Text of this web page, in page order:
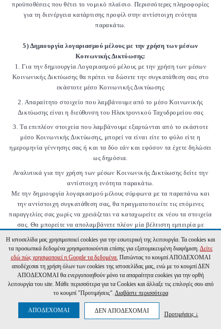
προϋποθέσεις που θέτει το νομικό πλαίσιο. Περισσότερες πληροφορίες
για τη διενέργεια κατάρτισης προφίλ στην αντίστοιχη ενότητα
παρακάτω.
5) Δημιουργία λογαριασμού μέλους με την χρήση των μέσων
Κοινωνικής Δικτύωσης:
1. Για την δημιουργία Λογαριασμού μέλους με την χρήση των μέσων
Κοινωνικής Δικτύωσης θα πρέπει να δώσετε την συγκατάθεση σας στο
εκάστοτε μέσο Κοινωνικής Δικτύωσης
2. Απαραίτητο στοιχείο που λαμβάνουμε από το μέσο Κοινωνικής
Δικτύωσης είναι η διεύθυνση του Ηλεκτρονικού Ταχυδρομείου σας
3. Τα επιπλέον στοιχεία που λαμβάνουμε εξαρτώνται από το εκάστοτε
μέσο Κοινωνικής Δικτύωσης, μπορεί να είναι είτε το φύλο είτε η
ημερομηνία γέννησης σας ή και τα δύο εάν και εφόσον τα έχετε δηλώσει
ως δημόσια.
Αναλυτικά για την χρήση των μέσων Κοινωνικής Δικτύωσης δείτε την
αντίστοιχη ενότητα παρακάτω.
Με την δημιουργία λογαριασμού μέλους σύμφωνα με τα παραπάνω και
την αντίστοιχη συγκατάθεση σας, θα πραγματοποιείτε τις επόμενες
παραγγελίες σας χωρίς να χρειάζεται να καταχωρείτε εκ νέου τα στοιχεία
σας. Θα μπορείτε να απολαμβάνετε πλέον μία βέλτιστη εμπειρία με
ΕΓΓΡΑΦΗ ΣΤΟ ΕΝΗΜΕΡΩΤΙΚΟ ΔΕΛΤΙΟ
ΕΓΓΡΑΦΗ
Η ιστοσελίδα μας χρησιμοποιεί cookies για την εσωτερική της λειτουργία. Τα cookies και
τα προσωπικά δεδομένα χρησιμοποιούνται επίσης για εξατομικευμένη διαφήμιση. Δείτε
εδώ πώς χρησιμοποιεί η Google τα δεδομένα. Πατώντας το κουμπί ΑΠΟΔΕΧΟΜΑΙ
αποδέχεσαι τη χρήση όλων των cookies της ιστοσελίδας μας, ενώ με το κουμπί ΔΕΝ
ΑΠΟΔΕΧΟΜΑΙ θα ενεργοποιηθούν μόνο τα απαραίτητα cookies για την ορθή
λειτουργία του site. Μάθε περισσότερα για τα Cookies και άλλαξε τις επιλογές σου από
το κουμπί "Προτιμήσεις". Διαβάστε περισσότερα
ΑΠΟΔΕΧΟΜΑΙ ΔΕΝ ΑΠΟΔΕΧΟΜΑΙ Προτιμήσεις ↓